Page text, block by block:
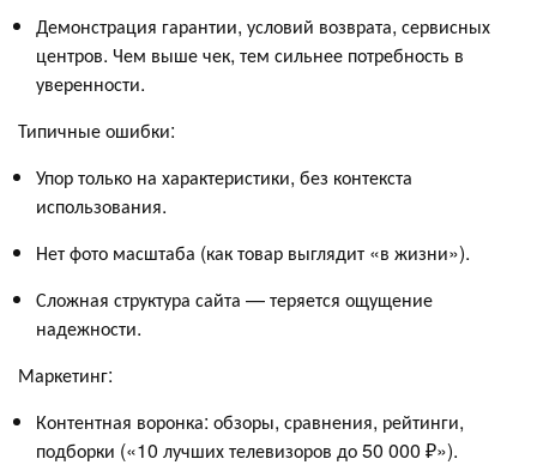
Демонстрация гарантии, условий возврата, сервисных
центров. Чем выше чек, тем сильнее потребность в
уверенности.
Типичные ошибки:
Упор только на характеристики, без контекста
использования.
Нет фото масштаба (как товар выглядит «в жизни»).
Сложная структура сайта — теряется ощущение
надежности.
Маркетинг:
Контентная воронка: обзоры, сравнения, рейтинги,
подборки («10 лучших телевизоров до 50 000 ₽»).